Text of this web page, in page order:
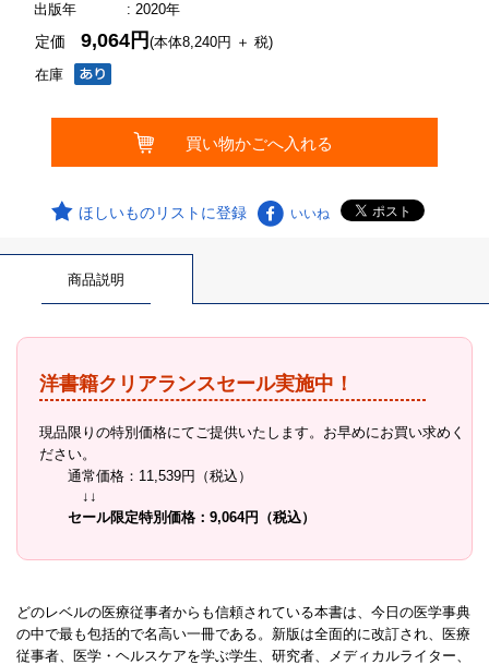
出版年
: 2020年
在庫
定価9,064円(本体8,240円 ＋ 税)
ほしいものリストに登録 いいね
商品説明
洋書籍クリアランスセール実施中！
現品限りの特別価格にてご提供いたします。お早めにお買い求めく
ださい。
通常価格：11,539円（税込）
↓↓
セール限定特別価格：9,064円（税込）
どのレベルの医療従事者からも信頼されている本書は、今日の医学事典
の中で最も包括的で名高い一冊である。新版は全面的に改訂され、医療
従事者、医学・ヘルスケアを学ぶ学生、研究者、メディカルライター、